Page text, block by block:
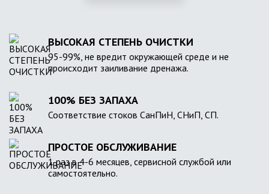
ВЫСОКАЯ СТЕПЕНЬ ОЧИСТКИ
95-99%, не вредит окружающей среде и не
происходит заиливание дренажа.
100% БЕЗ ЗАПАХА
Соответствие стоков СанПиН, СНиП, СП.
ПРОСТОЕ ОБСЛУЖИВАНИЕ
1 раз в 4-6 месяцев, сервисной службой или
самостоятельно.